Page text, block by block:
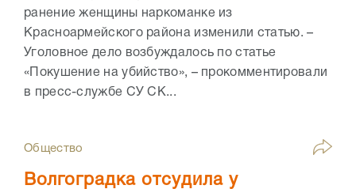
ранение женщины наркоманке из
Красноармейского района изменили статью. –
Уголовное дело возбуждалось по статье
«Покушение на убийство», – прокомментировали
в пресс-службе СУ СК...
Общество
Волгоградка отсудила у